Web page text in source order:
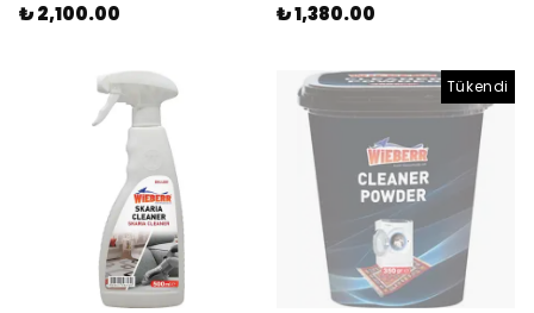
₺ 2,100.00 ₺ 1,380.00
Tükendi